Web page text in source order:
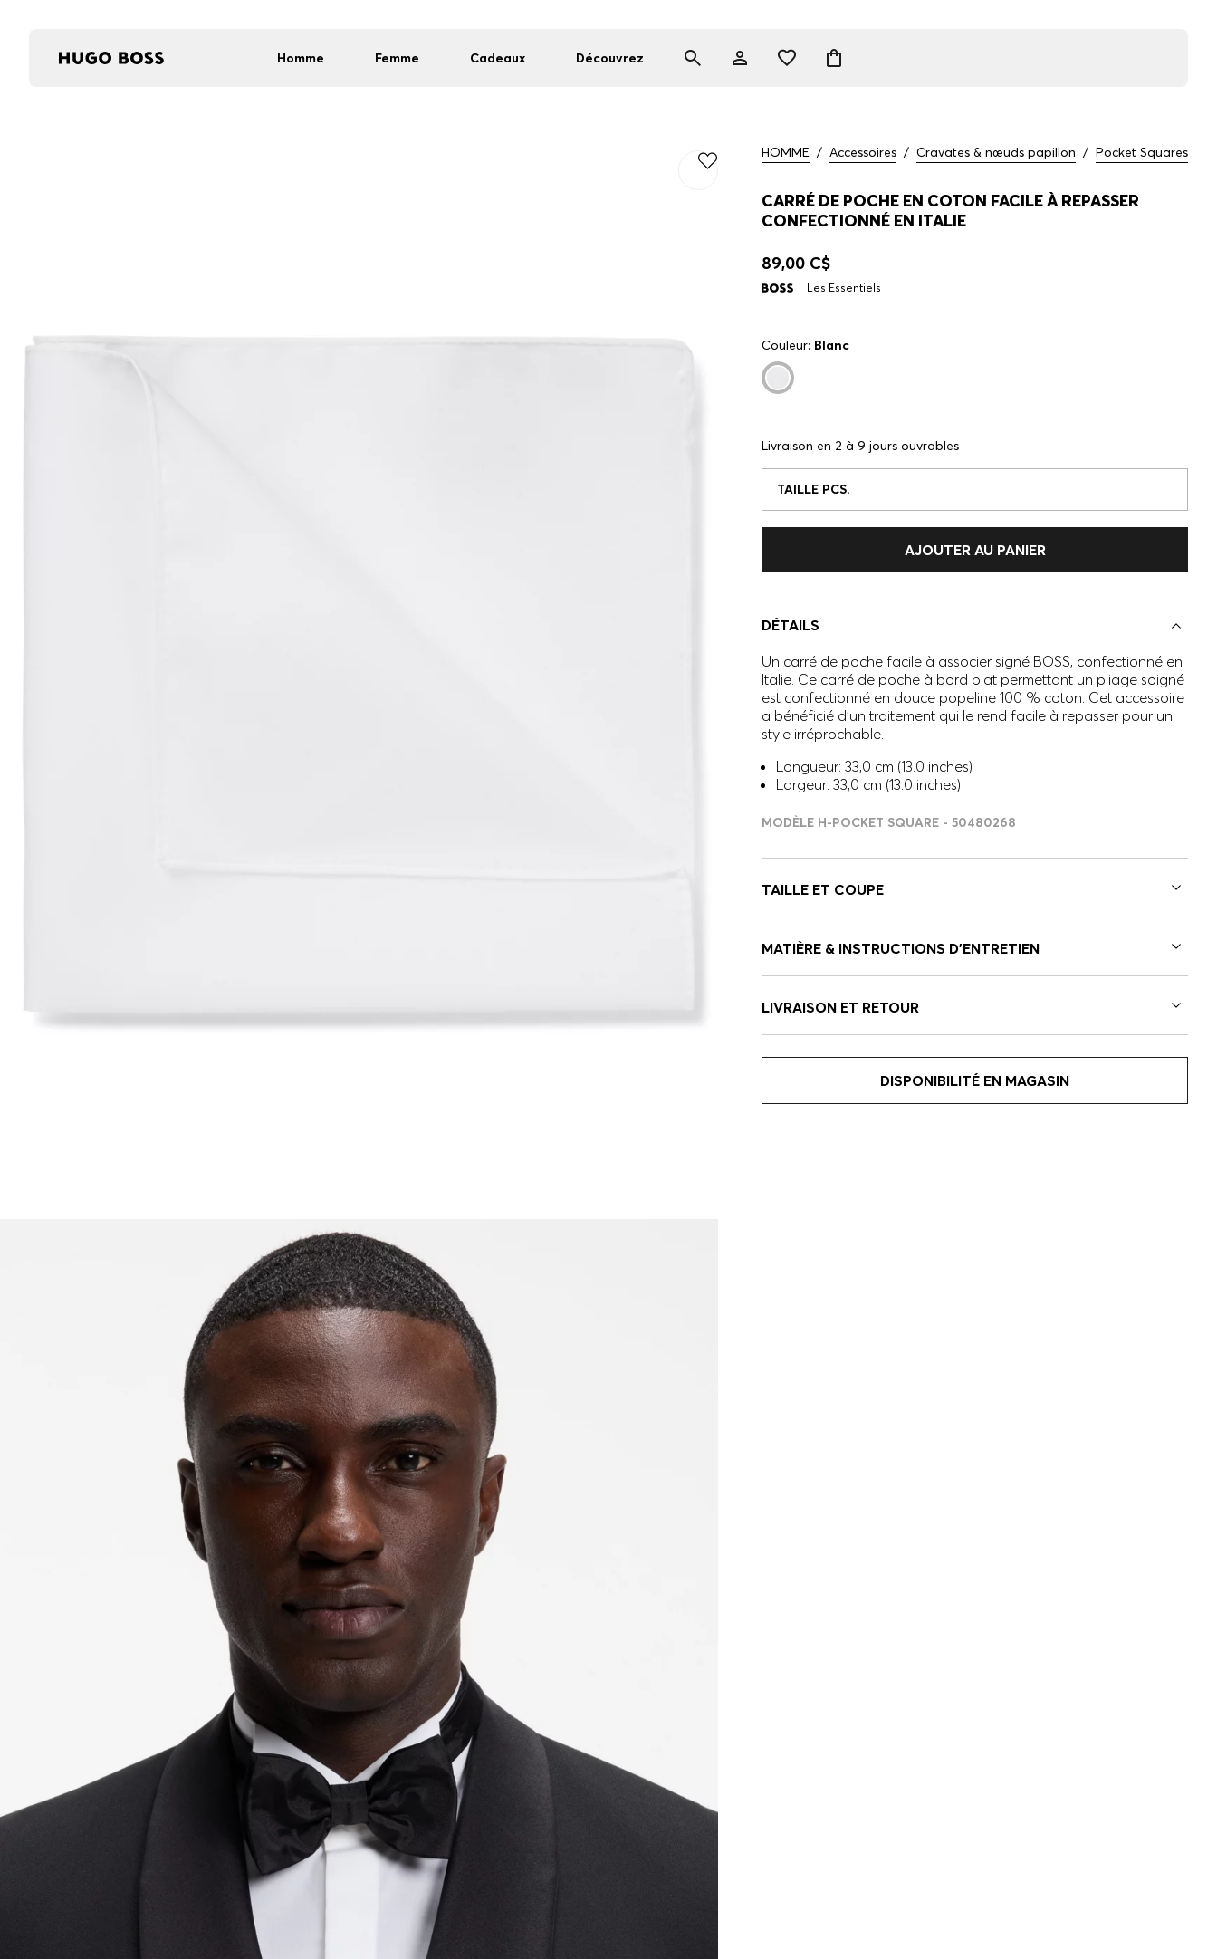
Homme Femme Cadeaux Découvrez
HOMME / Accessoires / Cravates & nœuds papillon / Pocket Squares
CARRÉ DE POCHE EN COTON FACILE À REPASSER
CONFECTIONNÉ EN ITALIE
89,00 C$
Les Essentiels
Couleur: Blanc
Livraison en 2 à 9 jours ouvrables
TAILLE PCS.
AJOUTER AU PANIER
DÉTAILS
Un carré de poche facile à associer signé BOSS, confectionné en
Italie. Ce carré de poche à bord plat permettant un pliage soigné
est confectionné en douce popeline 100 % coton. Cet accessoire
a bénéficié d’un traitement qui le rend facile à repasser pour un
style irréprochable.
Longueur: 33,0 cm (13.0 inches)
Largeur: 33,0 cm (13.0 inches)
MODÈLE H-POCKET SQUARE - 50480268
TAILLE ET COUPE
MATIÈRE & INSTRUCTIONS D’ENTRETIEN
LIVRAISON ET RETOUR
DISPONIBILITÉ EN MAGASIN